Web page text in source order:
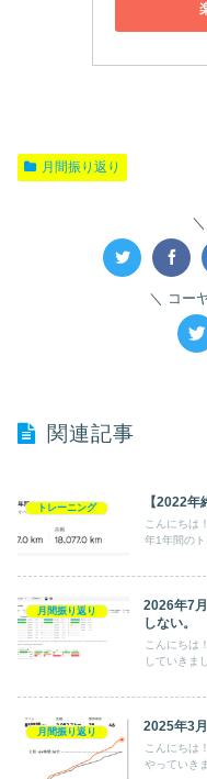
月間振り返り
コー
関連記事
トレーニング 【2022
こんにちは！本
年1年間のト
月間振り返り
2026年7
しない。
こんにちは！コーヤマです
月間振り返り 2025年3
こんにちは！コーヤマです